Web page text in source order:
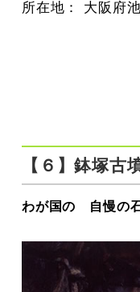
所在地： 大阪府
【６】鉢塚古
わが国の 自慢の